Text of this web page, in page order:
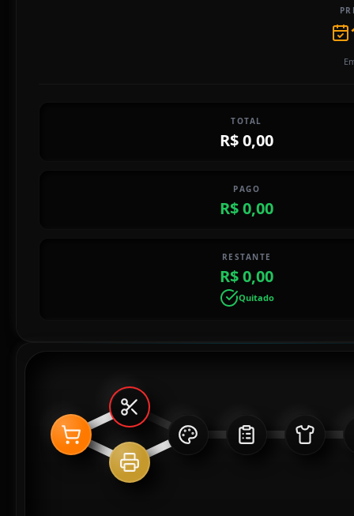
TOTAL
R$ 0,00
PAGO
R$ 0,00
RESTANTE
R$ 0,00
Quitado